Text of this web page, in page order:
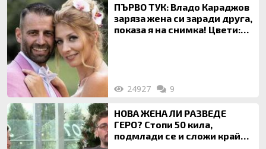
ПЪРВО ТУК: Владо Караджов
заряза жена си заради друга,
показа я на снимка! Цвети:
24927 9
НОВА ЖЕНА ЛИ РАЗВЕДЕ
ГЕРО? Стопи 50 кила,
подмлади се и сложи край